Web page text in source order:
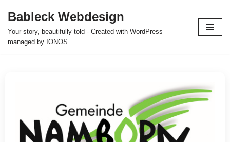
Zum
Inhalt
Bableck Webdesign
Your story, beautifully told - Created with WordPress
managed by IONOS